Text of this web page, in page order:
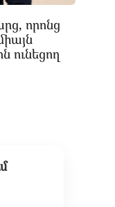
որոնց
ունեցող